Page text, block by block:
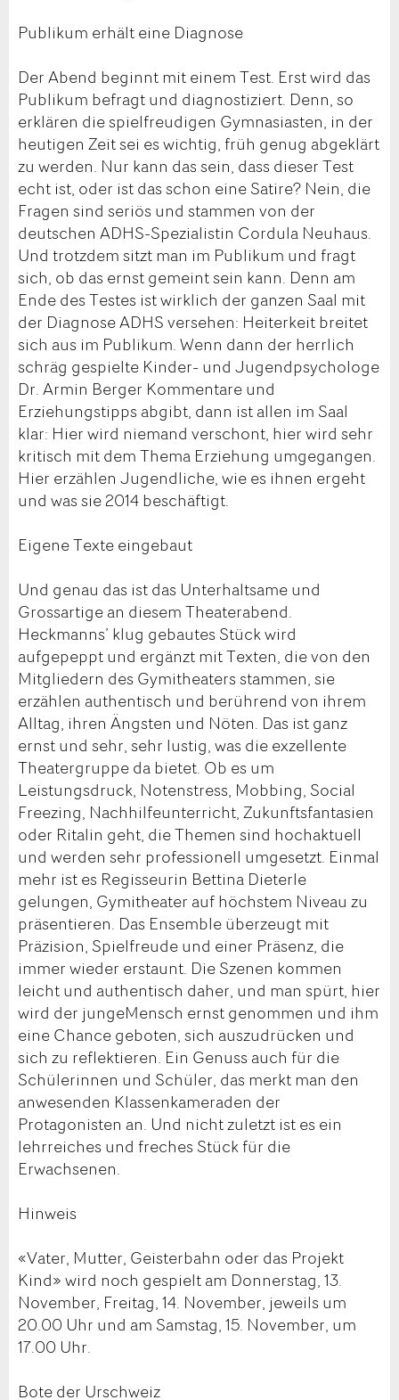
Publikum erhält eine Diagnose
Der Abend beginnt mit einem Test. Erst wird das
Publikum befragt und diagnostiziert. Denn, so
erklären die spielfreudigen Gymnasiasten, in der
heutigen Zeit sei es wichtig, früh genug abgeklärt
zu werden. Nur kann das sein, dass dieser Test
echt ist, oder ist das schon eine Satire? Nein, die
Fragen sind seriös und stammen von der
deutschen ADHS-Spezialistin Cordula Neuhaus.
Und trotzdem sitzt man im Publikum und fragt
sich, ob das ernst gemeint sein kann. Denn am
Ende des Testes ist wirklich der ganzen Saal mit
der Diagnose ADHS versehen: Heiterkeit breitet
sich aus im Publikum. Wenn dann der herrlich
schräg gespielte Kinder- und Jugendpsychologe
Dr. Armin Berger Kommentare und
Erziehungstipps abgibt, dann ist allen im Saal
klar: Hier wird niemand verschont, hier wird sehr
kritisch mit dem Thema Erziehung umgegangen.
Hier erzählen Jugendliche, wie es ihnen ergeht
und was sie 2014 beschäftigt.
Eigene Texte eingebaut
Und genau das ist das Unterhaltsame und
Grossartige an diesem Theaterabend.
Heckmanns’ klug gebautes Stück wird
aufgepeppt und ergänzt mit Texten, die von den
Mitgliedern des Gymitheaters stammen, sie
erzählen authentisch und berührend von ihrem
Alltag, ihren Ängsten und Nöten. Das ist ganz
ernst und sehr, sehr lustig, was die exzellente
Theatergruppe da bietet. Ob es um
Leistungsdruck, Notenstress, Mobbing, Social
Freezing, Nachhilfeunterricht, Zukunftsfantasien
oder Ritalin geht, die Themen sind hochaktuell
und werden sehr professionell umgesetzt. Einmal
mehr ist es Regisseurin Bettina Dieterle
gelungen, Gymitheater auf höchstem Niveau zu
präsentieren. Das Ensemble überzeugt mit
Präzision, Spielfreude und einer Präsenz, die
immer wieder erstaunt. Die Szenen kommen
leicht und authentisch daher, und man spürt, hier
wird der jungeMensch ernst genommen und ihm
eine Chance geboten, sich auszudrücken und
sich zu reflektieren. Ein Genuss auch für die
Schülerinnen und Schüler, das merkt man den
anwesenden Klassenkameraden der
Protagonisten an. Und nicht zuletzt ist es ein
lehrreiches und freches Stück für die
Erwachsenen.
Hinweis
«Vater, Mutter, Geisterbahn oder das Projekt
Kind» wird noch gespielt am Donnerstag, 13.
November, Freitag, 14. November, jeweils um
20.00 Uhr und am Samstag, 15. November, um
17.00 Uhr.
Bote der Urschweiz